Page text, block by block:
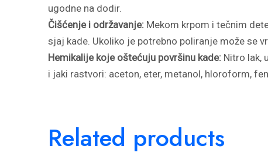
ugodne na dodir.
Čišćenje i održavanje: Mekom krpom i tečnim
sjaj kade. Ukoliko je potrebno poliranje može se
Hemikalije koje oštećuju površinu kade: Nitro lak,
i jaki rastvori: aceton, eter, metanol, hloroform,
Related products